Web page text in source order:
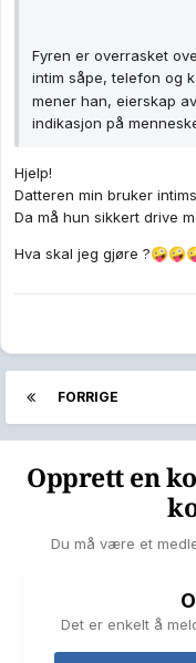
Fyren er overrasket
intim såpe, telefon og
mener han, eierskap
indikasjon på
Hjelp!
Datteren min bruker
Da må hun sikkert drive
Hva skal jeg gjøre ?🤪🤪
FORRIGE
Opprett en
Du må være et
Det er enkelt å